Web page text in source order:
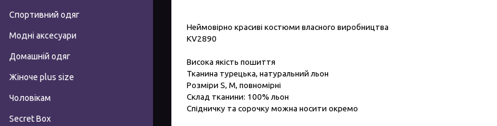
Неймовірно красиві костюми власного виробництва
KV2890
Висока якість пошиття
Тканина турецька, натуральний льон
Розміри S, M, повномірні
Склад тканини: 100% льон
Спідничку та сорочку можна носити окремо
Спортивний одяг
Модні аксесуари
Домашній одяг
Жіноче plus size
Чоловікам
Secret Box